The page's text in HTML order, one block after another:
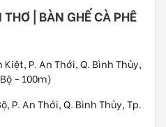
| BÀN GHẾ CÀ PHÊ
Kiệt, P. An Thới, Q. Bình Thủy,
- 100m)
P. An Thới, Q. Bình Thủy, Tp.